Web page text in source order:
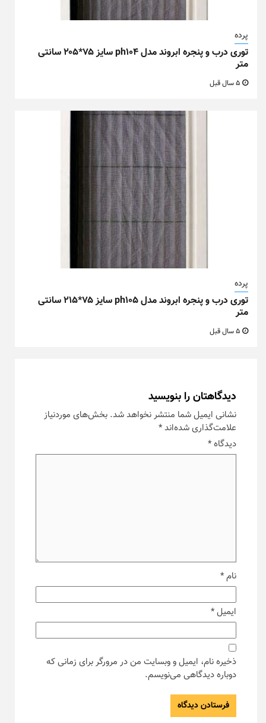
پرده
توری درب و پنجره ابروند مدل ph104 سایز ۷۵*۲۰۵ سانتی
متر
پرده
توری درب و پنجره ابروند مدل ph105 سایز ۷۵*۲۱۵ سانتی
متر
دیدگاهتان را بنویسید
نشانی ایمیل شما منتشر نخواهد شد. بخش‌های موردنیاز
علامت‌گذاری شده‌اند*
دیدگاه*
نام*
ایمیل*
ذخیره نام، ایمیل و وبسایت من در مرورگر برای زمانی که
دوباره دیدگاهی می‌نویسم.